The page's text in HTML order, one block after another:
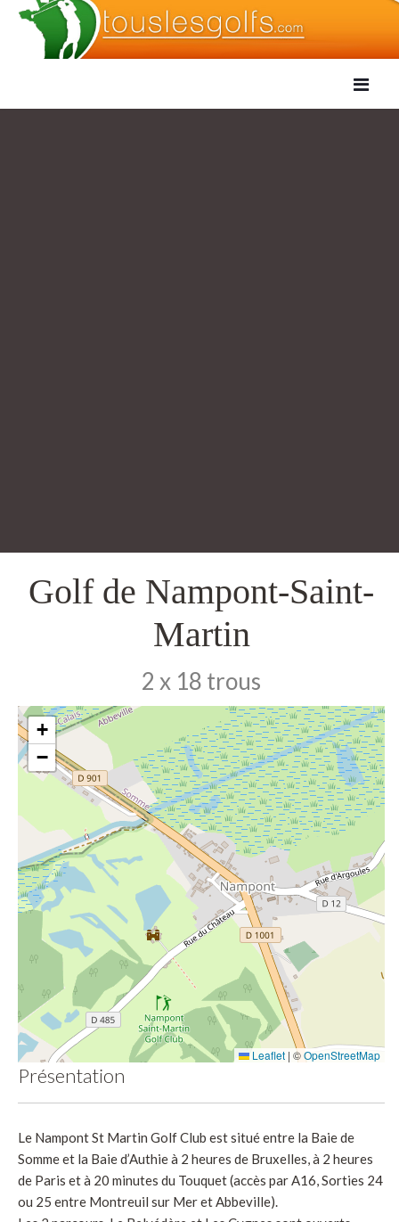
Golf de Nampont-Saint-
Martin
2 x 18 trous
+
−
Leaflet | ©OpenStreetMap
Présentation
Le Nampont St Martin Golf Club est situé entre la Baie de
Somme et la Baie d’Authie à 2 heures de Bruxelles, à 2 heures
de Paris et à 20 minutes du Touquet (accès par A16, Sorties 24
ou 25 entre Montreuil sur Mer et Abbeville).